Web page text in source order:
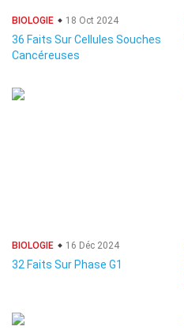
BIOLOGIE 18 Oct 2024
36 Faits Sur Cellules Souches
Cancéreuses
BIOLOGIE 16 Déc 2024
32 Faits Sur Phase G1